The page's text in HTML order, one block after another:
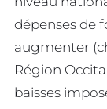
dépenses de
augmenter
Région
baisses